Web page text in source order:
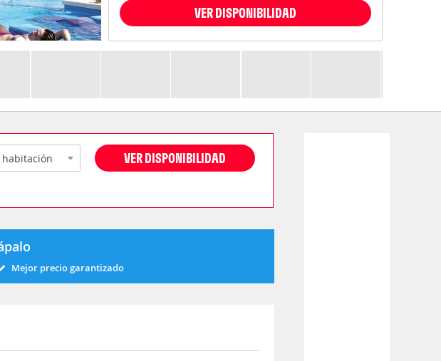
VER DISPONIBILIDAD
VER DISPONIBILIDAD
Mejor precio garantizado